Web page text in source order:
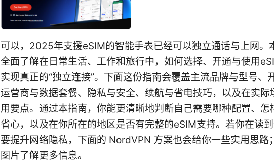
可以，2025年支援eSIM的智能手表已经可以独立通话与上网。
全面了解在日常生活、工作和旅行中，如何选择、开通与使用
实现真正的“独立连接”。下面这份指南会覆盖主流品牌与型号、
运营商与数据套餐、隐私与安全、续航与省电技巧，以及在实际
用要点。通过本指南，你能更清晰地判断自己需要哪种配置、怎
省心，以及在你所在的地区是否有完整的eSIM支持。若你在读
要提升网络隐私，下面的 NordVPN 方案也会给你一些实用思路
图片了解更多信息。